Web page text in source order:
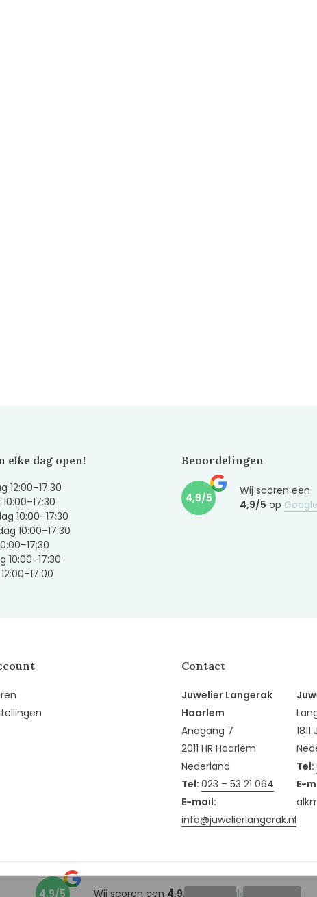
elke dag open!
12:00–17:30
10:00–17:30
10:00–17:30
10:00–17:30
Beoordelingen
4,9/5
Wij scoren een
4,9/5 op Google
Contact
Juwelier Langerak
Haarlem
Anegang 7
2011 HR Haarlem
Nederland
Tel: 023 – 53 21 064
E-mail:
info@juwelierlangerak.nl
Tel:
E-
4,9/5 Wij scoren een 4,9/5 Google